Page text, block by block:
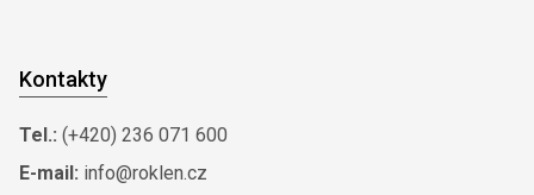
Kontakty
Tel.: (+420) 236 071 600
E-mail: info@roklen.cz